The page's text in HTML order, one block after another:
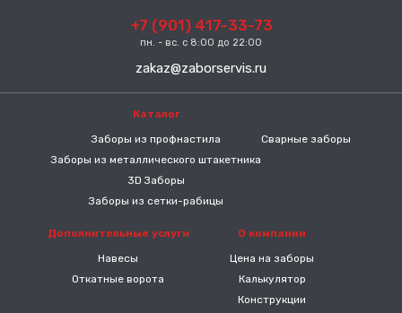
+7 (901) 417-33-73
пн. - вс. с 8:00 до 22:00
zakaz@zaborservis.ru
Каталог
Заборы из профнастила
Заборы из металлического штакетника
3D Заборы
Заборы из сетки-рабицы
Сварные заборы
Дополнительные услуги
Навесы
Откатные ворота
О компании
Цена на заборы
Калькулятор
Конструкции